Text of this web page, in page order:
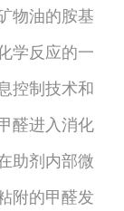
物油的胺基
学反应的一
控制技术和
醛进入消化
助剂内部微
附的甲醛发